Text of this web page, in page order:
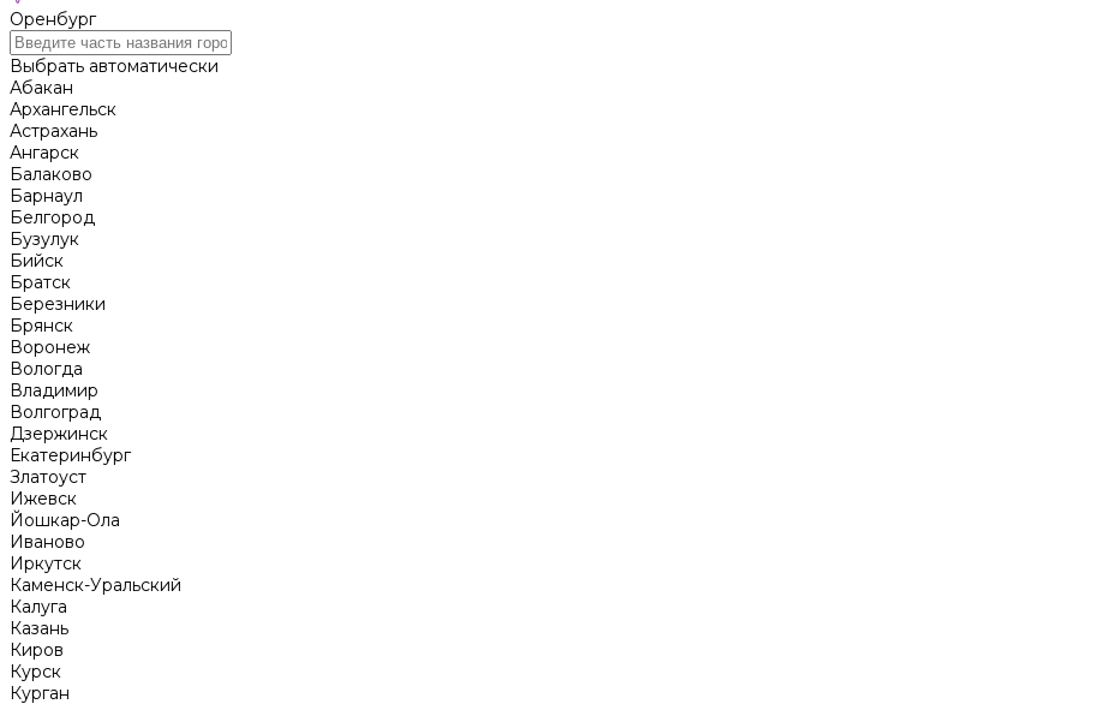
Оренбург
Выбрать автоматически
Абакан
Архангельск
Астрахань
Ангарск
Балаково
Барнаул
Белгород
Бузулук
Бийск
Братск
Березники
Брянск
Воронеж
Вологда
Владимир
Волгоград
Дзержинск
Екатеринбург
Златоуст
Ижевск
Йошкар-Ола
Иваново
Иркутск
Каменск-Уральский
Калуга
Казань
Киров
Курск
Курган